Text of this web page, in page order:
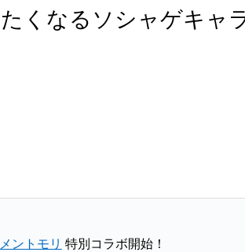
くなるソシャゲキャ
ントモリ 特別コラボ開始！